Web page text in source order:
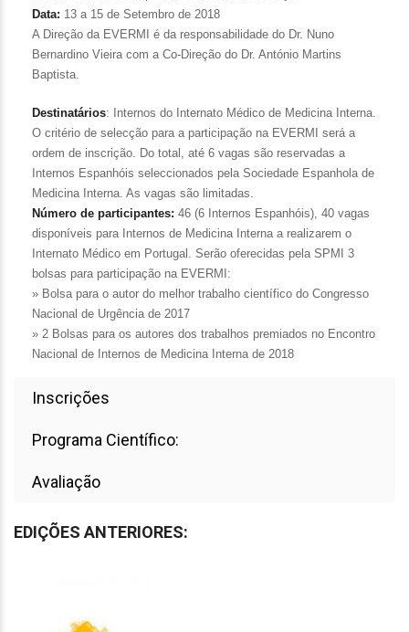
Data: 13 a 15 de Setembro de 2018
A Direção da EVERMI é da responsabilidade do Dr. Nuno
Bernardino Vieira com a Co-Direção do Dr. António Martins
Baptista.
Destinatários: Internos do Internato Médico de Medicina Interna.
O critério de selecção para a participação na EVERMI será a
ordem de inscrição. Do total, até 6 vagas são reservadas a
Internos Espanhóis seleccionados pela Sociedade Espanhola de
Medicina Interna. As vagas são limitadas.
Número de participantes: 46 (6 Internos Espanhóis), 40 vagas
disponíveis para Internos de Medicina Interna a realizarem o
Internato Médico em Portugal. Serão oferecidas pela SPMI 3
bolsas para participação na EVERMI:
» Bolsa para o autor do melhor trabalho científico do Congresso
Nacional de Urgência de 2017
» 2 Bolsas para os autores dos trabalhos premiados no Encontro
Nacional de Internos de Medicina Interna de 2018
Inscrições
Programa Científico:
Avaliação
EDIÇÕES ANTERIORES: